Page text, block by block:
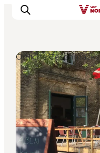
Urlaubsorte
Inspiration
Events
Unterkunft
Mach deine
Örtliche